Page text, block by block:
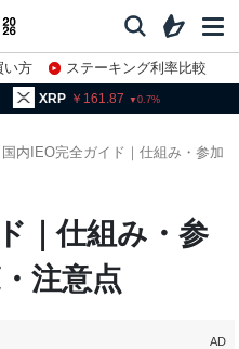
い方
ステーキング利率比較
161.87 0.7
国内IEO完全ガイド｜仕組み・参加
｜仕組み・参
注意点
AD